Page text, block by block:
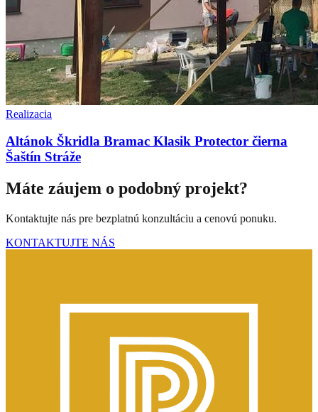
Realizacia
Altánok Škridla Bramac Klasik Protector čierna
Šaštín Stráže
Máte záujem o podobný projekt?
Kontaktujte nás pre bezplatnú konzultáciu a cenovú ponuku.
KONTAKTUJTE NÁS